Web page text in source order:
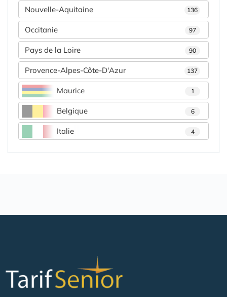
Nouvelle-Aquitaine 136
Occitanie 97
Pays de la Loire 90
Provence-Alpes-Côte-D'Azur 137
Maurice 1
Belgique 6
Italie 4